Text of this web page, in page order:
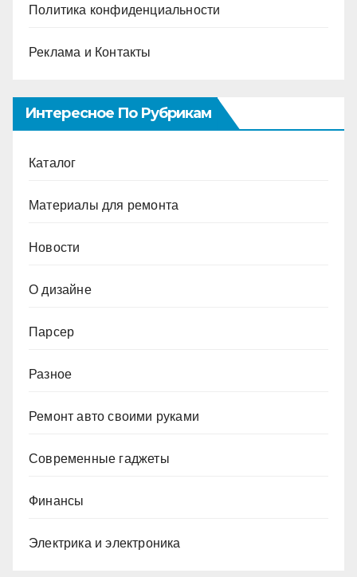
Политика конфиденциальности
Реклама и Контакты
Интересное По Рубрикам
Каталог
Материалы для ремонта
Новости
О дизайне
Парсер
Разное
Ремонт авто своими руками
Современные гаджеты
Финансы
Электрика и электроника